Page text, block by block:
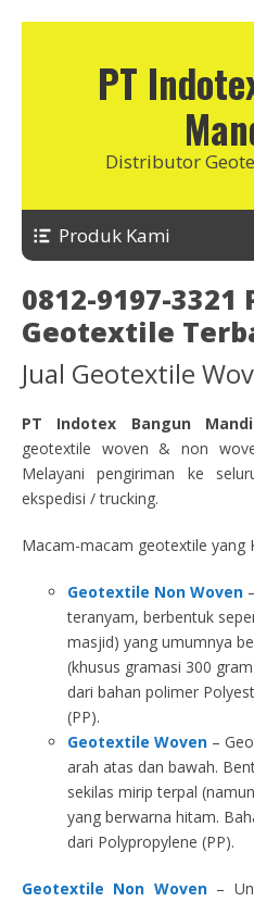
PT
Distributor
Produk Kami
0812-9197-3321
Geotextile
Jual Geotextile
PT Indotex Bangun
geotextile woven & non
Melayani pengiriman ke
ekspedisi / trucking.
Macam-macam geotextile yang
Geotextile Non Woven
teranyam, berbentuk
masjid) yang umumnya
(khusus gramasi 300
dari bahan polimer
(PP).
Geotextile Woven –
arah atas dan bawah.
sekilas mirip terpal
yang berwarna hitam.
dari Polypropylene (PP).
Geotextile Non Woven–